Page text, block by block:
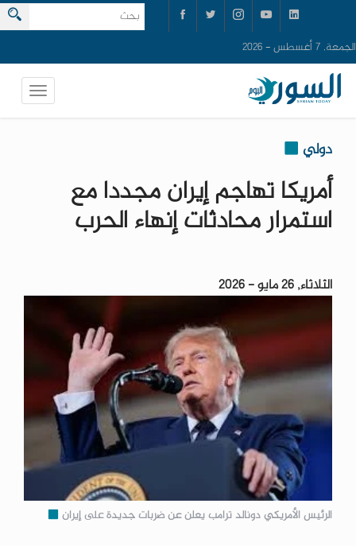
الجمعة, 7 أغسطس - 2026
دولي
أمريكا تهاجم إيران مجددا مع
استمرار محادثات إنهاء الحرب
الثلاثاء, 26 مايو - 2026
الرئيس الأمريكي دونالد ترامب يعلن عن ضربات جديدة على إيران